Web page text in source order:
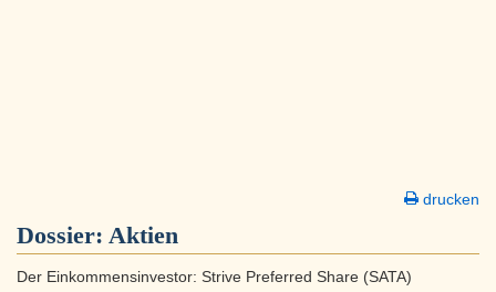
drucken
Dossier: Aktien
Der Einkommensinvestor: Strive Preferred Share (SATA)